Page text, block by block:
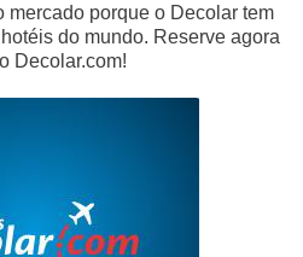
mercado porque o Decolar tem
do mundo. Reserve agora
Decolar.com!